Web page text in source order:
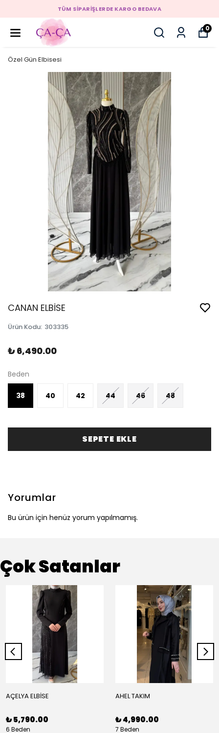
TÜM SİPARİŞLERDE KARGO BEDAVA
0
Özel Gün Elbisesi
CANAN ELBİSE
Ürün Kodu: 303335
₺ 6,490.00
Beden
38 40 42 44 46 48
SEPETE EKLE
Yorumlar
Bu ürün için henüz yorum yapılmamış.
Çok Satanlar
AÇELYA ELBİSE
₺ 5,790.00
6 Beden
AHEL TAKIM
₺ 4,990.00
7 Beden